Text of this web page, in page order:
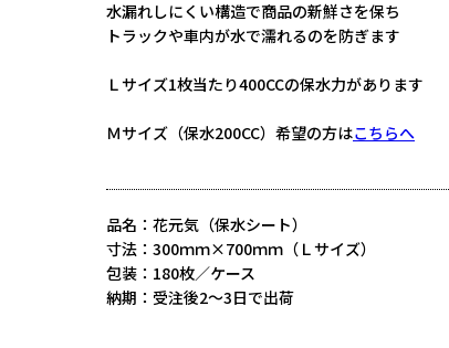
水漏れしにくい構造で商品の新鮮さを保ち
トラックや車内が水で濡れるのを防ぎます
Ｌサイズ1枚当たり400CCの保水力があります
Ｍサイズ（保水200CC）希望の方はこちらへ
品名：花元気（保水シート）
寸法：300ｍｍ×700ｍｍ（Ｌサイズ）
包装：180枚／ケース
納期：受注後2～3日で出荷